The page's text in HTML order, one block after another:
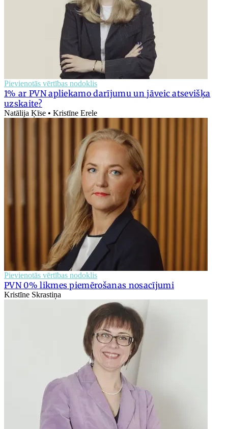
Pievienotās vērtības nodoklis
1% ar PVN apliekamo darījumu un jāveic atsevišķa
uzskaite?
Natālija Ķīse • Kristīne Erele
Pievienotās vērtības nodoklis
PVN 0% likmes piemērošanas nosacījumi
Kristīne Skrastiņa